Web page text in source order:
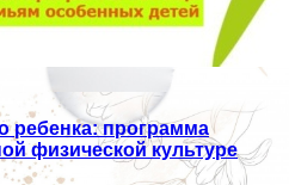
ребенка: программа
физической культуре